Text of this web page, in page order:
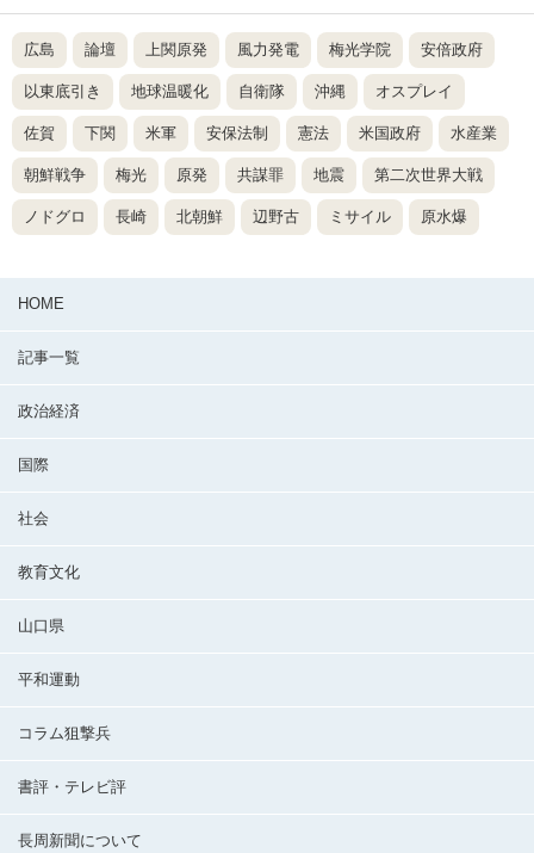
広島 論壇 上関原発 風力発電 梅光学院 安倍政府
以東底引き 地球温暖化 自衛隊 沖縄 オスプレイ
佐賀 下関 米軍 安保法制 憲法 米国政府 水産業
朝鮮戦争 梅光 原発 共謀罪 地震 第二次世界大戦
ノドグロ 長崎 北朝鮮 辺野古 ミサイル 原水爆
HOME
記事一覧
政治経済
国際
社会
教育文化
山口県
平和運動
コラム狙撃兵
書評・テレビ評
長周新聞について